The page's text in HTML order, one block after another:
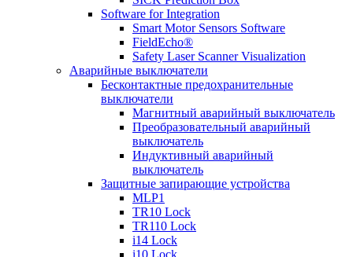
Software for Integration
Smart Motor Sensors Software
FieldEcho®
Safety Laser Scanner Visualization
Аварийные выключатели
Бесконтактные предохранительные
выключатели
Магнитный аварийный выключатель
Преобразовательный аварийный
выключатель
Индуктивный аварийный
выключатель
Защитные запирающие устройства
MLP1
TR10 Lock
TR110 Lock
i14 Lock
i10 Lock